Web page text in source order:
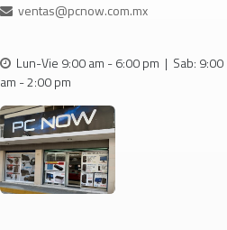
ventas@pcnow.com.mx
Lun-Vie 9:00 am - 6:00 pm | Sab: 9:00
am - 2:00 pm